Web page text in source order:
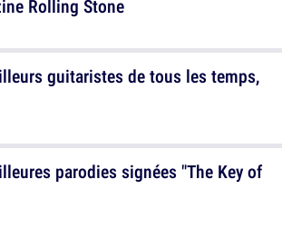
Rolling Stone
parodies signées "The Key of
guitaristes de tous les temps,